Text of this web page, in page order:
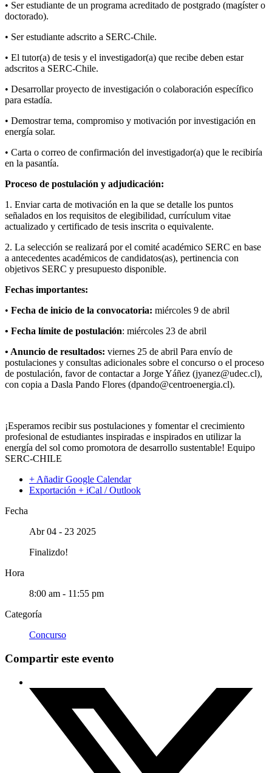
• Ser estudiante de un programa acreditado de postgrado (magíster o
doctorado).
• Ser estudiante adscrito a SERC-Chile.
• El tutor(a) de tesis y el investigador(a) que recibe deben estar
adscritos a SERC-Chile.
• Desarrollar proyecto de investigación o colaboración específico
para estadía.
• Demostrar tema, compromiso y motivación por investigación en
energía solar.
• Carta o correo de confirmación del investigador(a) que le recibiría
en la pasantía.
Proceso de postulación y adjudicación:
1. Enviar carta de motivación en la que se detalle los puntos
señalados en los requisitos de elegibilidad, currículum vitae
actualizado y certificado de tesis inscrita o equivalente.
2. La selección se realizará por el comité académico SERC en base
a antecedentes académicos de candidatos(as), pertinencia con
objetivos SERC y presupuesto disponible.
Fechas importantes:
• Fecha de inicio de la convocatoria: miércoles 9 de abril
• Fecha límite de postulación: miércoles 23 de abril
• Anuncio de resultados: viernes 25 de abril Para envío de
postulaciones y consultas adicionales sobre el concurso o el proceso
de postulación, favor de contactar a Jorge Yáñez (jyanez@udec.cl),
con copia a Dasla Pando Flores (dpando@centroenergia.cl).
¡Esperamos recibir sus postulaciones y fomentar el crecimiento
profesional de estudiantes inspiradas e inspirados en utilizar la
energía del sol como promotora de desarrollo sustentable! Equipo
SERC-CHILE
+ Añadir Google Calendar
Exportación + iCal / Outlook
Fecha
Abr 04 - 23 2025
Finalizdo!
Hora
8:00 am - 11:55 pm
Categoría
Concurso
Compartir este evento